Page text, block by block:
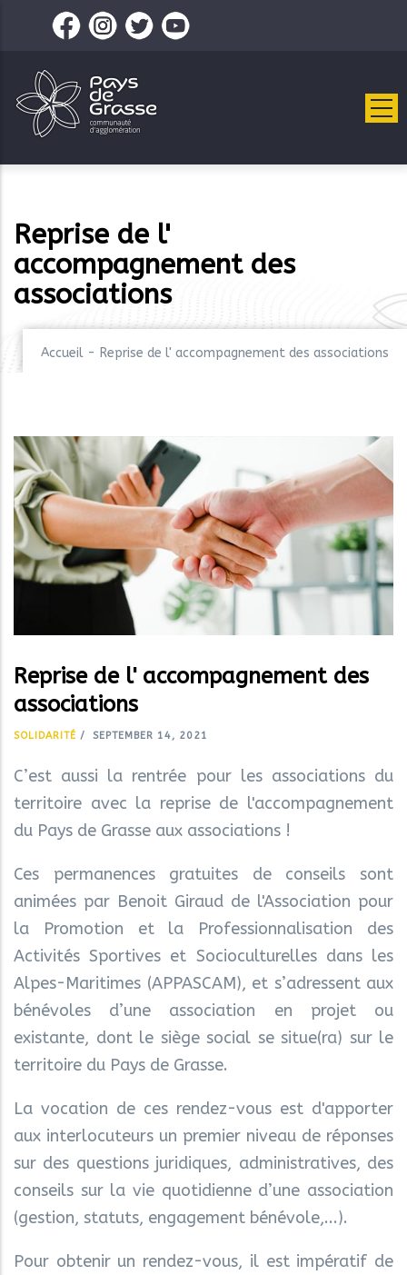
contenu
principal
Reprise de l'
accompagnement des
associations
Accueil - Reprise de l' accompagnement des associations
Reprise de l' accompagnement des
associations
SOLIDARITÉ / SEPTEMBER 14, 2021
C’est aussi la rentrée pour les associations du
territoire avec la reprise de l'accompagnement
du Pays de Grasse aux associations !
Ces permanences gratuites de conseils sont
animées par Benoit Giraud de l'Association pour
la Promotion et la Professionnalisation des
Activités Sportives et Socioculturelles dans les
Alpes-Maritimes (APPASCAM), et s’adressent aux
bénévoles d’une association en projet ou
existante, dont le siège social se situe(ra) sur le
territoire du Pays de Grasse.
La vocation de ces rendez-vous est d'apporter
aux interlocuteurs un premier niveau de réponses
sur des questions juridiques, administratives, des
conseils sur la vie quotidienne d’une association
(gestion, statuts, engagement bénévole,...).
Pour obtenir un rendez-vous, il est impératif de